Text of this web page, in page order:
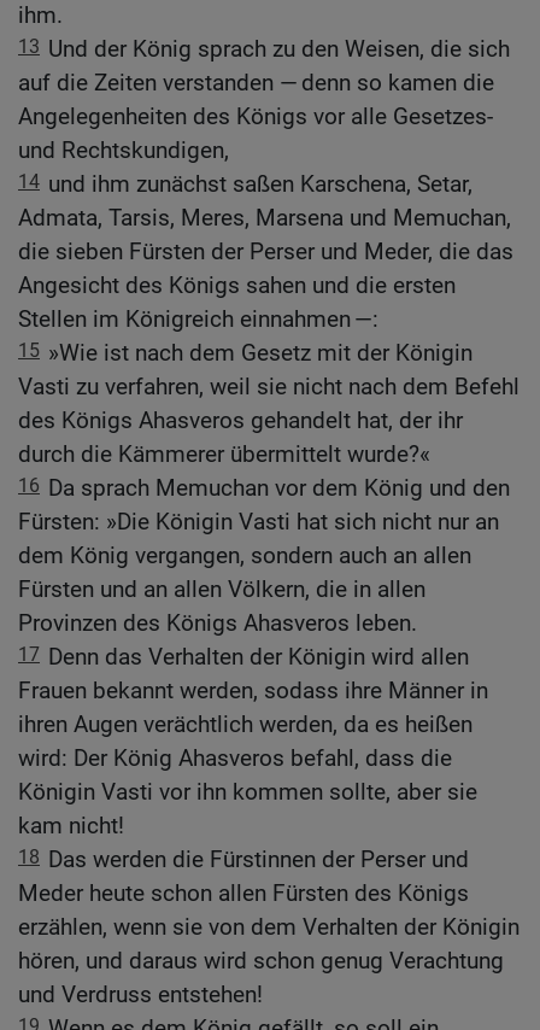
ihm.
13 Und der König sprach zu den Weisen, die sich
auf die Zeiten verstanden — denn so kamen die
Angelegenheiten des Königs vor alle Gesetzes-
und Rechtskundigen,
14 und ihm zunächst saßen Karschena, Setar,
Admata, Tarsis, Meres, Marsena und Memuchan,
die sieben Fürsten der Perser und Meder, die das
Angesicht des Königs sahen und die ersten
Stellen im Königreich einnahmen —:
15 »Wie ist nach dem Gesetz mit der Königin
Vasti zu verfahren, weil sie nicht nach dem Befehl
des Königs Ahasveros gehandelt hat, der ihr
durch die Kämmerer übermittelt wurde?«
16 Da sprach Memuchan vor dem König und den
Fürsten: »Die Königin Vasti hat sich nicht nur an
dem König vergangen, sondern auch an allen
Fürsten und an allen Völkern, die in allen
Provinzen des Königs Ahasveros leben.
17 Denn das Verhalten der Königin wird allen
Frauen bekannt werden, sodass ihre Männer in
ihren Augen verächtlich werden, da es heißen
wird: Der König Ahasveros befahl, dass die
Königin Vasti vor ihn kommen sollte, aber sie
kam nicht!
18 Das werden die Fürstinnen der Perser und
Meder heute schon allen Fürsten des Königs
erzählen, wenn sie von dem Verhalten der Königin
hören, und daraus wird schon genug Verachtung
und Verdruss entstehen!